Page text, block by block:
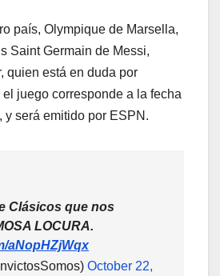
país, Olympique de Marsella,
Saint Germain de Messi,
quien está en duda por
juego corresponde a la fecha
y será emitido por ESPN.
Clásicos que nos
LOCURA.
aNopHZjWqx
October 22,